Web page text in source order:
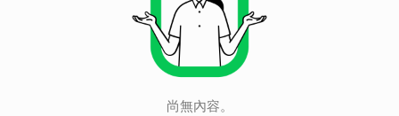
尚無內容。